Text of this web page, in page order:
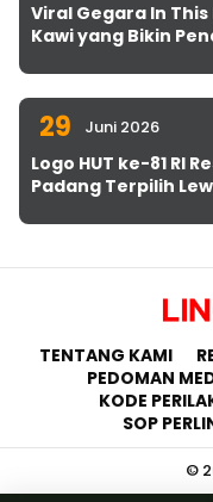
Viral Gegara In
Kawi yang Bikin
29 Juni 2026
Logo HUT ke-81 RI
Padang Terpilih
TENTANG KAMI
PEDOMAN
KODE
SOP
©